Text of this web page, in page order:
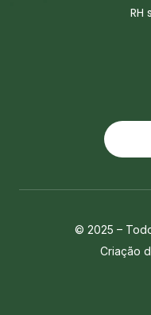
RH
© 2025 –
Criação